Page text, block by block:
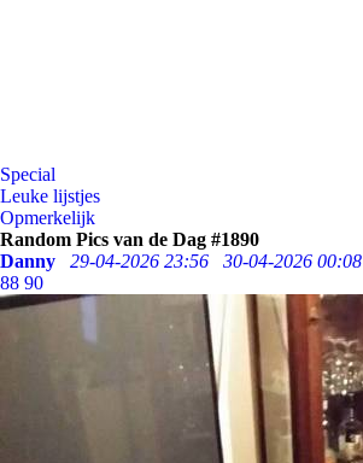
Special
Leuke lijstjes
Opmerkelijk
Random Pics van de Dag #1890
Danny
29-04-2026 23:56 30-04-2026 00:08
88 90